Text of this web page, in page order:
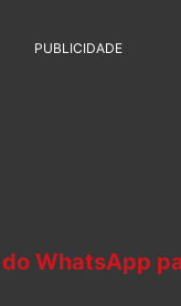
PUBLICIDADE
WhatsApp